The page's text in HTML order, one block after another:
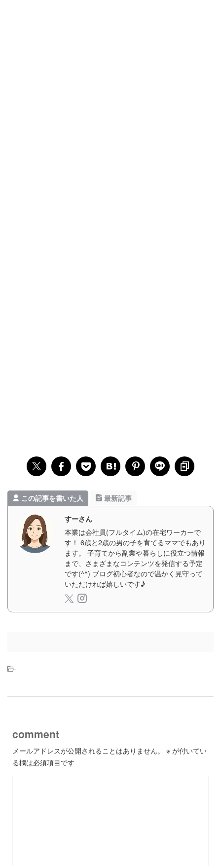
この記事を書いた人 最新記事
すーさん
本業は会社員(フルタイム)の在宅ワーカーで
す！ 6歳と2歳の男の子を育てるママでもあり
ます。 子育てから副業や暮らしに役立つ情報
まで、さまざまなコンテンツを発信する予定
です(^^) ブログ初心者なので温かく見守って
いただければ嬉しいです♪
-
comment
メールアドレスが公開されることはありません。 ※ が付いてい
る欄は必須項目です